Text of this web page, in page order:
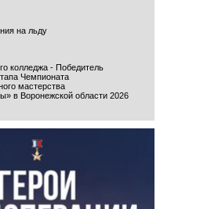
на льду
колледжа - Победитель
Чемпионата
мастерства
в Воронежской области 2026